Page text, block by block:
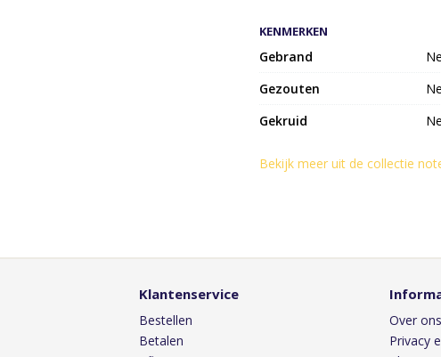
KENMERKEN
Gebrand
Gezouten
Gekruid
Bekijk meer uit de collectie
Klantenservice
Bestellen
Betalen
Over ons
Privacy